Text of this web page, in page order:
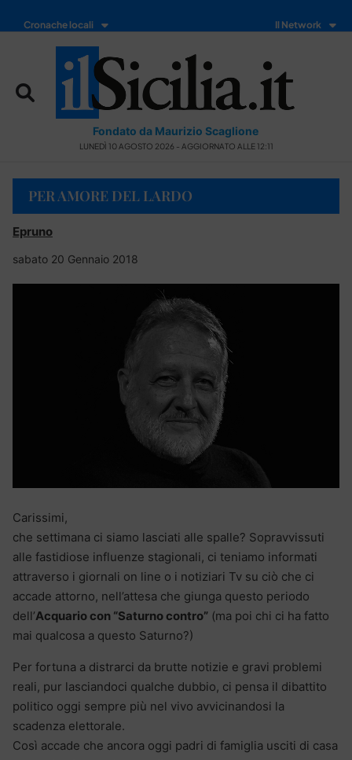
Cronache locali Il Network
Fondato da Maurizio Scaglione
LUNEDÌ 10 AGOSTO 2026 - AGGIORNATO ALLE 12:11
PER AMORE DEL LARDO
Epruno
sabato 20 Gennaio 2018
Carissimi,
che settimana ci siamo lasciati alle spalle? Sopravvissuti
alle fastidiose influenze stagionali, ci teniamo informati
attraverso i giornali on line o i notiziari Tv su ciò che ci
accade attorno, nell’attesa che giunga questo periodo
dell’Acquario con “Saturno contro” (ma poi chi ci ha fatto
mai qualcosa a questo Saturno?)
Per fortuna a distrarci da brutte notizie e gravi problemi
reali, pur lasciandoci qualche dubbio, ci pensa il dibattito
politico oggi sempre più nel vivo avvicinandosi la
scadenza elettorale.
Così accade che ancora oggi padri di famiglia usciti di casa